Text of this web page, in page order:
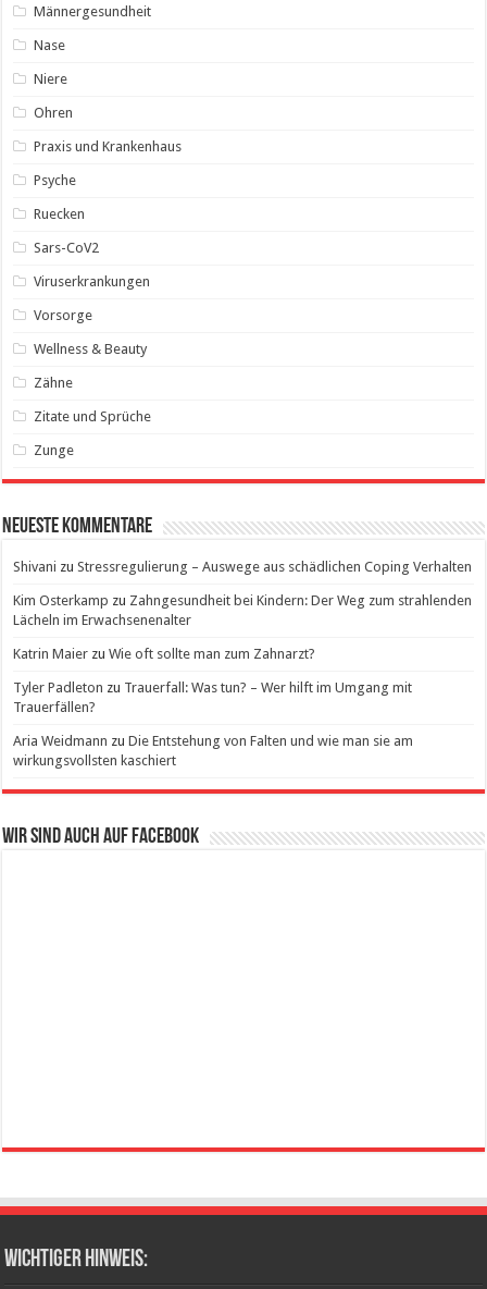
Männergesundheit
Nase
Niere
Ohren
Praxis und Krankenhaus
Psyche
Ruecken
Sars-CoV2
Viruserkrankungen
Vorsorge
Wellness & Beauty
Zähne
Zitate und Sprüche
Zunge
Neueste Kommentare
Shivani zuStressregulierung – Auswege aus schädlichen Coping Verhalten
Kim Osterkamp zu Zahngesundheit bei Kindern: Der Weg zum strahlenden
Lächeln im Erwachsenenalter
Katrin Maier zuWie oft sollte man zum Zahnarzt?
Tyler Padleton zu Trauerfall: Was tun? – Wer hilft im Umgang mit
Trauerfällen?
Aria Weidmann zuDie Entstehung von Falten und wie man sie am
wirkungsvollsten kaschiert
Wir sind auch auf Facebook
wichtiger Hinweis: